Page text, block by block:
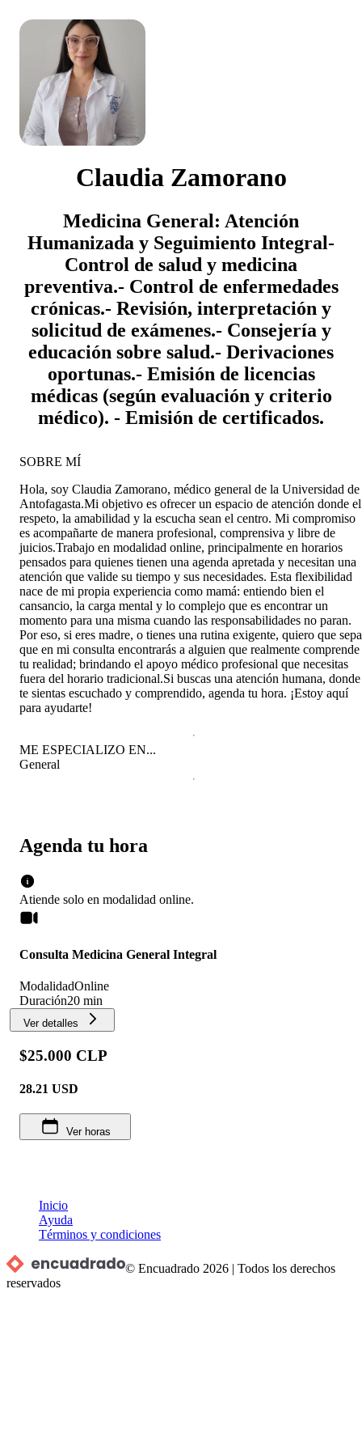
Claudia Zamorano
Medicina General: Atención
Humanizada y Seguimiento Integral ​-
Control de salud y medicina
preventiva. ​- Control de enfermedades
crónicas. ​- Revisión, interpretación y
solicitud de exámenes. ​- Consejería y
educación sobre salud. ​- Derivaciones
oportunas. ​- Emisión de licencias
médicas (según evaluación y criterio
médico). - ​Emisión de certificados.
Agenda tu hora
Atiende solo en modalidad online.
Consulta Medicina General Integral
ModalidadOnline
Duración20 min
Ver detalles
$25.000 CLP
28.21 USD
Ver horas
SOBRE MÍ
​Hola, soy Claudia Zamorano, médico general de la Universidad de
Antofagasta. ​Mi objetivo es ofrecer un espacio de atención donde el
respeto, la amabilidad y la escucha sean el centro. Mi compromiso
es acompañarte de manera profesional, comprensiva y libre de
juicios. ​Trabajo en modalidad online, principalmente en horarios
pensados para quienes tienen una agenda apretada y necesitan una
atención que valide su tiempo y sus necesidades. Esta flexibilidad
nace de mi propia experiencia como mamá: entiendo bien el
cansancio, la carga mental y lo complejo que es encontrar un
momento para una misma cuando las responsabilidades no paran.
Por eso, si eres madre, o tienes una rutina exigente, quiero que
que en mi consulta encontrarás a alguien que realmente comprende
tu realidad; brindando el apoyo médico profesional que necesitas
fuera del horario tradicional. ​Si buscas una atención humana, donde
te sientas escuchado y comprendido, agenda tu hora. ¡Estoy aquí
para ayudarte!
ME ESPECIALIZO EN...
General
Inicio
Ayuda
Términos y condiciones
© Encuadrado 2026 |Todos los derechos
reservados